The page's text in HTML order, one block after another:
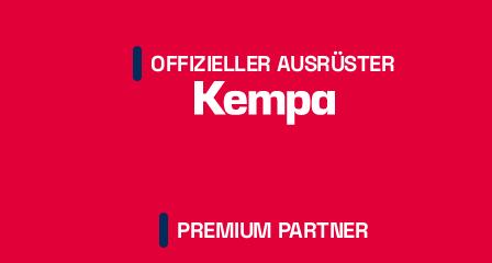
OFFIZIELLER AUSRÜSTER
PREMIUM PARTNER